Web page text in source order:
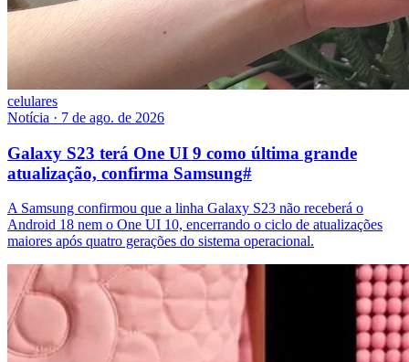
celulares
Notícia · 7 de ago. de 2026
Galaxy S23 terá One UI 9 como última grande
atualização, confirma Samsung#
A Samsung confirmou que a linha Galaxy S23 não receberá o
Android 18 nem o One UI 10, encerrando o ciclo de atualizações
maiores após quatro gerações do sistema operacional.